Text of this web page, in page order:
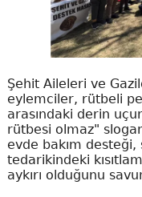
Şehit Aileleri ve
eylemciler, rütbeli
arasındaki derin
rütbesi olmaz"
evde bakım
tedarikindeki
aykırı olduğunu